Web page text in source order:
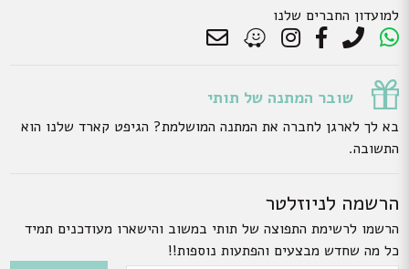
למועדון החברים שלנו
שובר המתנה של תותי
בא לך לארגן לחברה את המתנה המושלמת? הגיפט קארד שלנו הוא
התשובה.
הרשמה לניוזלטר
הרשמו לרשימת התפוצה של תותי במשוב והישארו מעודכנים תמיד
כל מה שחדש מבצעים והפתעות נוספות!!